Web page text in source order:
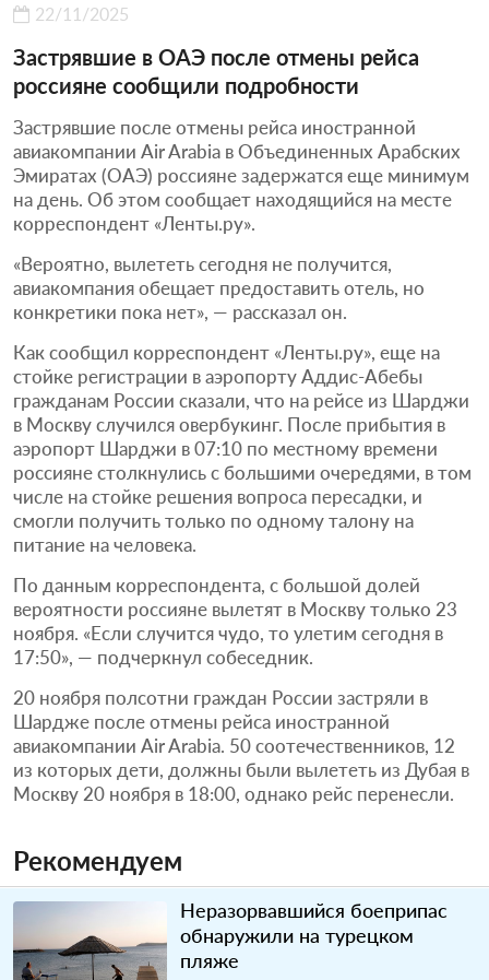
22/11/2025
Застрявшие в ОАЭ после отмены рейса
россияне сообщили подробности
Застрявшие после отмены рейса иностранной
авиакомпании Air Arabia в Объединенных Арабских
Эмиратах (ОАЭ) россияне задержатся еще минимум
на день. Об этом сообщает находящийся на месте
корреспондент «Ленты.ру».
«Вероятно, вылететь сегодня не получится,
авиакомпания обещает предоставить отель, но
конкретики пока нет», — рассказал он.
Как сообщил корреспондент «Ленты.ру», еще на
стойке регистрации в аэропорту Аддис-Абебы
гражданам России сказали, что на рейсе из Шарджи
в Москву случился овербукинг. После прибытия в
аэропорт Шарджи в 07:10 по местному времени
россияне столкнулись с большими очередями, в том
числе на стойке решения вопроса пересадки, и
смогли получить только по одному талону на
питание на человека.
По данным корреспондента, с большой долей
вероятности россияне вылетят в Москву только 23
ноября. «Если случится чудо, то улетим сегодня в
17:50», — подчеркнул собеседник.
20 ноября полсотни граждан России застряли в
Шардже после отмены рейса иностранной
авиакомпании Air Arabia. 50 соотечественников, 12
из которых дети, должны были вылететь из Дубая в
Москву 20 ноября в 18:00, однако рейс перенесли.
Рекомендуем
Неразорвавшийся боеприпас
обнаружили на турецком
пляже